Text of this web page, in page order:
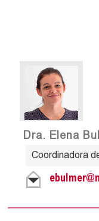
Dra. Elena
Coordinadora